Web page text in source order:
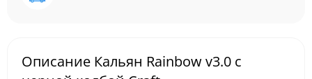
Описание Кальян Rainbow v3.0 с